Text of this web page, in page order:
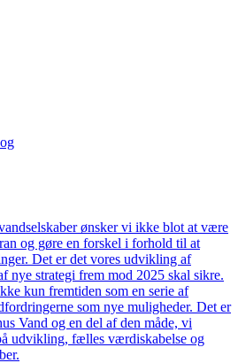
ønsker vi ikke blot at være
og gøre en forskel i forhold til at
Det er det vores udvikling af
nye strategi frem mod 2025 skal sikre.
kun fremtiden som en serie af
som nye muligheder. Det er
Vand og en del af den måde, vi
udvikling, fælles værdiskabelse og